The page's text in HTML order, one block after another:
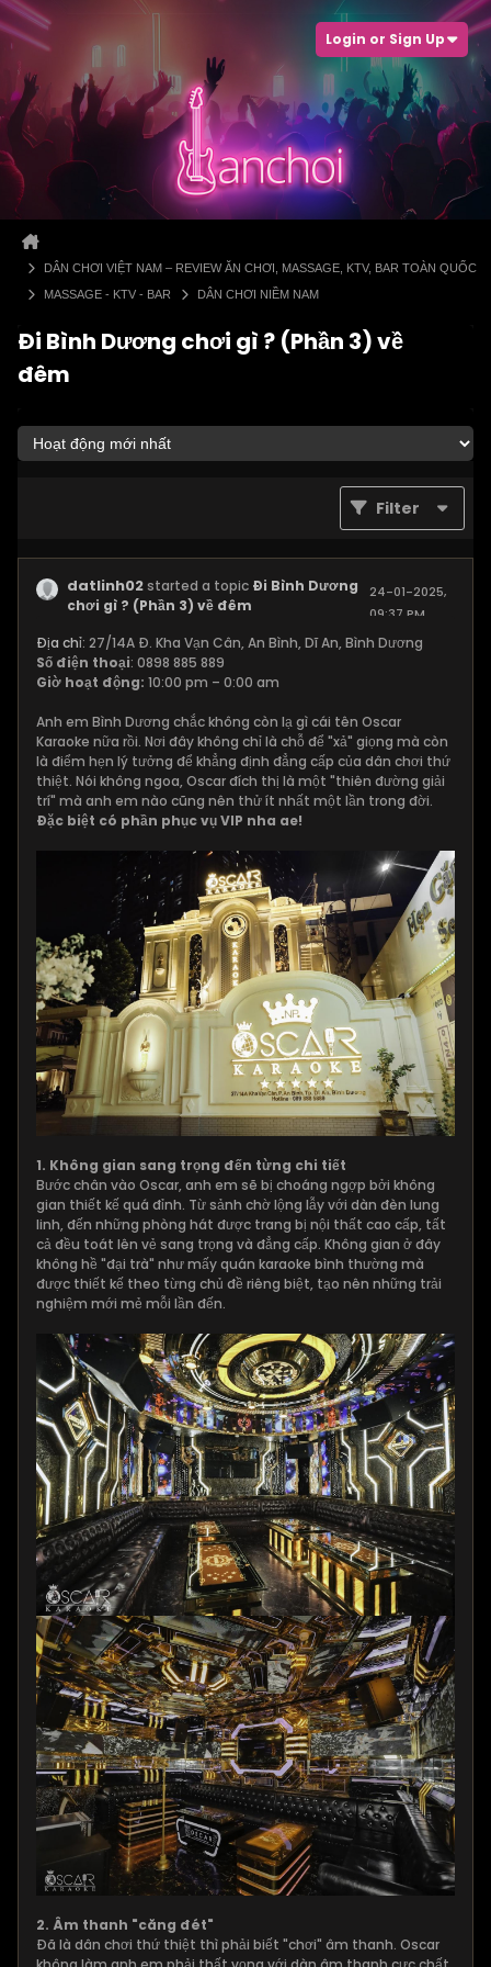
Login or Sign Up
DÂN CHƠI VIỆT NAM – REVIEW ĂN CHƠI, MASSAGE, KTV, BAR TOÀN QUỐC
MASSAGE - KTV - BAR
DÂN CHƠI NIỀM NAM
Đi Bình Dương chơi gì ? (Phần 3) về
đêm
Filter
datlinh02 started a topic Đi Bình Dương
chơi gì ? (Phần 3) về đêm
24-01-2025,
09:37 PM
Địa chỉ: 27/14A Đ. Kha Vạn Cân, An Bình, Dĩ An, Bình Dương
Số điện thoại: 0898 885 889
Giờ hoạt động: 10:00 pm – 0:00 am
Anh em Bình Dương chắc không còn lạ gì cái tên Oscar
Karaoke nữa rồi. Nơi đây không chỉ là chỗ để "xả" giọng mà còn
là điểm hẹn lý tưởng để khẳng định đẳng cấp của dân chơi thứ
thiệt. Nói không ngoa, Oscar đích thị là một "thiên đường giải
trí" mà anh em nào cũng nên thử ít nhất một lần trong đời.
Đặc biệt có phần phục vụ VIP nha ae!
1. Không gian sang trọng đến từng chi tiết
Bước chân vào Oscar, anh em sẽ bị choáng ngợp bởi không
gian thiết kế quá đỉnh. Từ sảnh chờ lộng lẫy với dàn đèn lung
linh, đến những phòng hát được trang bị nội thất cao cấp, tất
cả đều toát lên vẻ sang trọng và đẳng cấp. Không gian ở đây
không hề "đại trà" như mấy quán karaoke bình thường mà
được thiết kế theo từng chủ đề riêng biệt, tạo nên những trải
nghiệm mới mẻ mỗi lần đến.
2. Âm thanh "căng đét"
Đã là dân chơi thứ thiệt thì phải biết "chơi" âm thanh. Oscar